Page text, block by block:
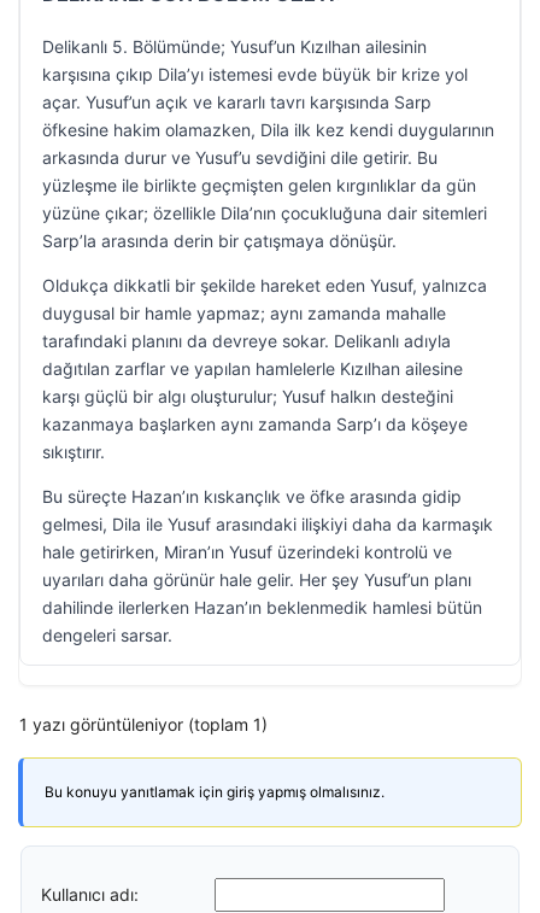
Delikanlı 5. Bölümünde; Yusuf’un Kızılhan ailesinin
karşısına çıkıp Dila’yı istemesi evde büyük bir krize yol
açar. Yusuf’un açık ve kararlı tavrı karşısında Sarp
öfkesine hakim olamazken, Dila ilk kez kendi duygularının
arkasında durur ve Yusuf’u sevdiğini dile getirir. Bu
yüzleşme ile birlikte geçmişten gelen kırgınlıklar da gün
yüzüne çıkar; özellikle Dila’nın çocukluğuna dair sitemleri
Sarp’la arasında derin bir çatışmaya dönüşür.
Oldukça dikkatli bir şekilde hareket eden Yusuf, yalnızca
duygusal bir hamle yapmaz; aynı zamanda mahalle
tarafındaki planını da devreye sokar. Delikanlı adıyla
dağıtılan zarflar ve yapılan hamlelerle Kızılhan ailesine
karşı güçlü bir algı oluşturulur; Yusuf halkın desteğini
kazanmaya başlarken aynı zamanda Sarp’ı da köşeye
sıkıştırır.
Bu süreçte Hazan’ın kıskançlık ve öfke arasında gidip
gelmesi, Dila ile Yusuf arasındaki ilişkiyi daha da karmaşık
hale getirirken, Miran’ın Yusuf üzerindeki kontrolü ve
uyarıları daha görünür hale gelir. Her şey Yusuf’un planı
dahilinde ilerlerken Hazan’ın beklenmedik hamlesi bütün
dengeleri sarsar.
1 yazı görüntüleniyor (toplam 1)
Bu konuyu yanıtlamak için giriş yapmış olmalısınız.
Kullanıcı adı: